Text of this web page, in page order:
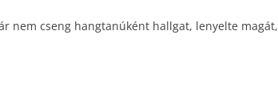
nem cseng hangtanúként hallgat, lenyelte magát,